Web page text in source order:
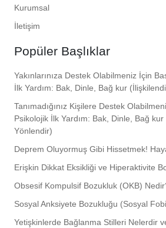
Kurumsal
İletişim
Popüler Başlıklar
Yakınlarınıza Destek Olabilmeniz İçin
İlk Yardım: Bak, Dinle, Bağ kur
Tanımadığınız Kişilere Destek
Psikolojik İlk Yardım: Bak, Dinle, Bağ
Yönlendir)
Deprem Oluyormuş Gibi Hissetmek!
Erişkin Dikkat Eksikliği ve Hiperaktivite
Obsesif Kompulsif Bozukluk (OKB)
Sosyal Anksiyete Bozukluğu (Sosyal
Yetişkinlerde Bağlanma Stilleri Nelerdir